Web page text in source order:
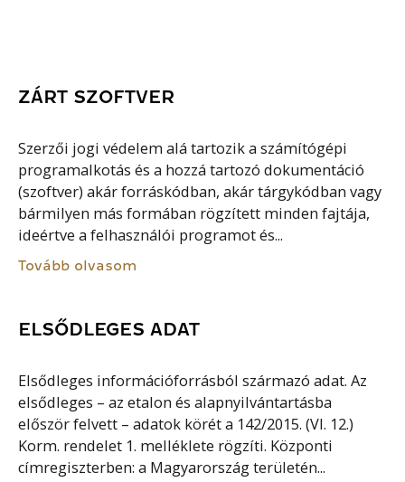
ZÁRT SZOFTVER
Szerzői jogi védelem alá tartozik a számítógépi
programalkotás és a hozzá tartozó dokumentáció
(szoftver) akár forráskódban, akár tárgykódban vagy
bármilyen más formában rögzített minden fajtája,
ideértve a felhasználói programot és...
Tovább olvasom
ELSŐDLEGES ADAT
Elsődleges információforrásból származó adat. Az
elsődleges – az etalon és alapnyilvántartásba
először felvett – adatok körét a 142/2015. (VI. 12.)
Korm. rendelet 1. melléklete rögzíti. Központi
címregiszterben: a Magyarország területén...